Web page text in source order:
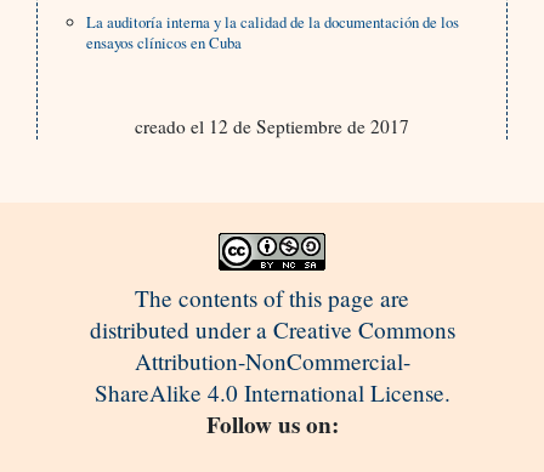
La auditoría interna y la calidad de la documentación de los
ensayos clínicos en Cuba
creado el 12 de Septiembre de 2017
The contents of this page are
distributed under a Creative Commons
Attribution-NonCommercial-
ShareAlike 4.0 International License.
Follow us on: